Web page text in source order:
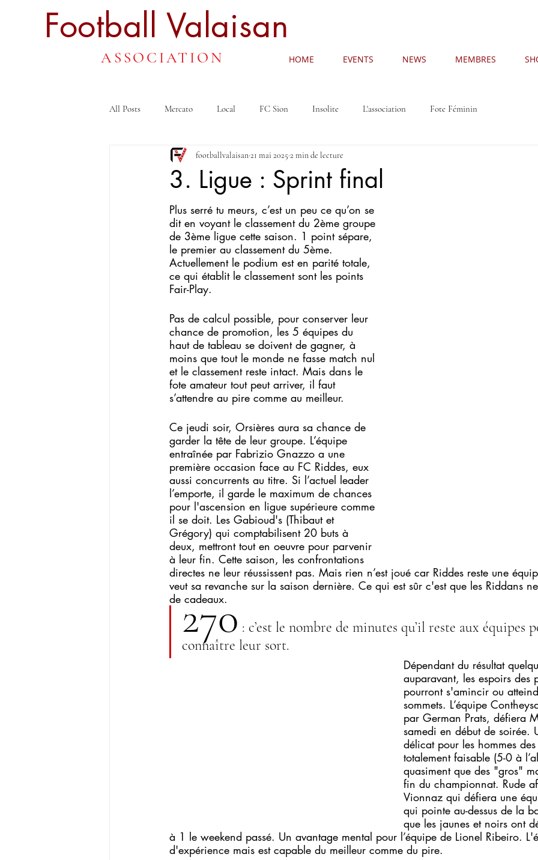
Football Valaisan
ASSOCIATION HOME EVENTS NEWS MEMBRES
All Posts Mercato Local FC Sion Insolite L'association Fote Féminin
3. Ligue : Sprint final
footballvalaisan21 mai 2025 2 min de lecture
Plus serré tu meurs, c’est un peu ce qu’on se
dit en voyant le classement du 2ème groupe
de 3ème ligue cette saison. 1 point sépare,
le premier au classement du 5ème.
Actuellement le podium est en parité totale,
ce qui établit le classement sont les points
Fair-Play.
Pas de calcul possible, pour conserver leur
chance de promotion, les 5 équipes du
haut de tableau se doivent de gagner, à
moins que tout le monde ne fasse match nul
et le classement reste intact. Mais dans le
fote amateur tout peut arriver, il faut
s’attendre au pire comme au meilleur.
Ce jeudi soir, Orsières aura sa chance de
garder la tête de leur groupe. L’équipe
entraînée par Fabrizio Gnazzo a une
première occasion face au FC Riddes, eux
aussi concurrents au titre. Si l’actuel leader
l’emporte, il garde le maximum de chances
pour l'ascension en ligue supérieure comme
il se doit. Les Gabioud's (Thibaut et
Grégory) qui comptabilisent 20 buts à
deux, mettront tout en oeuvre pour parvenir
à leur fin. Cette saison, les confrontations
directes ne leur réussissent pas. Mais rien n’est joué car Riddes reste une
veut sa revanche sur la saison dernière. Ce qui est sûr c'est que les Riddans
de cadeaux.
270 : c’est le nombre de minutes qu’il reste aux équipes
connaître leur sort.
Dépendant du résultat
auparavant, les espoirs des
pourront s'amincir ou
sommets. L’équipe
par German Prats, défiera
samedi en début de soirée.
délicat pour les hommes
totalement faisable (5-0 à
quasiment que des "gros"
fin du championnat. Rude
Vionnaz qui défiera une
qui pointe au-dessus de la
que les jaunes et noirs ont
à 1 le weekend passé. Un avantage mental pour l’équipe de Lionel Ribeiro.
d'expérience mais est capable du meilleur comme du pire.